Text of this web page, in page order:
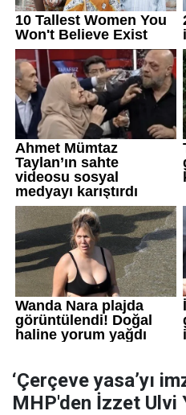
‘Çerçeve yasa’yı
MHP'den İzzet Ulvi